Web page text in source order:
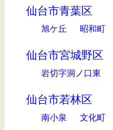
仙台市青葉区
旭ケ丘 昭和町
仙台市宮城野区
岩切字洞ノ口東
仙台市若林区
南小泉 文化町